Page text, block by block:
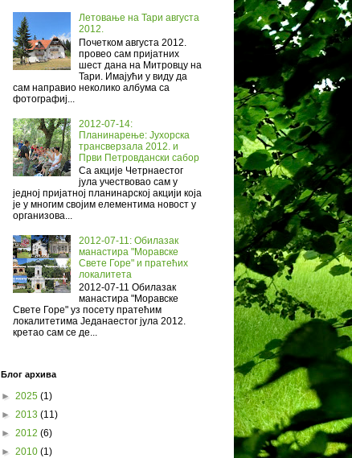
Летовање на Тари августа
2012.
Почетком августа 2012.
провео сам пријатних
шест дана на Митровцу на
Тари. Имајући у виду да
сам направио неколико албума са
фотографиј...
2012-07-14:
Планинарење: Јухорска
трансверзала 2012. и
Први Петровдански сабор
Са акције Четрнаестог
јула учествовао сам у
једној пријатној планинарској акцији која
је у многим својим елементима новост у
организова...
2012-07-11: Обилазак
манастира "Моравске
Свете Горе" и пратећих
локалитета
2012-07-11 Обилазак
манастира "Моравске
Свете Горе" уз посету пратећим
локалитетима Једанаестог јула 2012.
кретао сам се де...
Блог архива
► 2025 (1)
► 2013 (11)
► 2012 (6)
► 2010 (1)